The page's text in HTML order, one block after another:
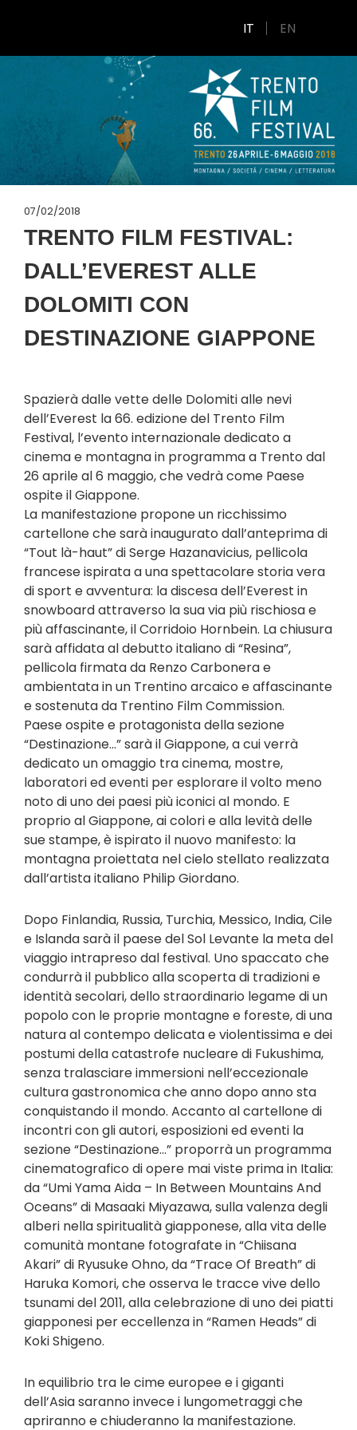
IT EN
07/02/2018
TRENTO FILM FESTIVAL:
DALL’EVEREST ALLE
DOLOMITI CON
DESTINAZIONE GIAPPONE
Spazierà dalle vette delle Dolomiti alle nevi
dell’Everest la 66. edizione del Trento Film
Festival, l’evento internazionale dedicato a
cinema e montagna in programma a Trento dal
26 aprile al 6 maggio, che vedrà come Paese
ospite il Giappone.
La manifestazione propone un ricchissimo
cartellone che sarà inaugurato dall’anteprima di
“Tout là-haut” di Serge Hazanavicius, pellicola
francese ispirata a una spettacolare storia vera
di sport e avventura: la discesa dell’Everest in
snowboard attraverso la sua via più rischiosa e
più affascinante, il Corridoio Hornbein. La chiusura
sarà affidata al debutto italiano di “Resina”,
pellicola firmata da Renzo Carbonera e
ambientata in un Trentino arcaico e affascinante
e sostenuta da Trentino Film Commission.
Paese ospite e protagonista della sezione
“Destinazione…” sarà il Giappone, a cui verrà
dedicato un omaggio tra cinema, mostre,
laboratori ed eventi per esplorare il volto meno
noto di uno dei paesi più iconici al mondo. E
proprio al Giappone, ai colori e alla levità delle
sue stampe, è ispirato il nuovo manifesto: la
montagna proiettata nel cielo stellato realizzata
dall’artista italiano Philip Giordano.
Dopo Finlandia, Russia, Turchia, Messico, India, Cile
e Islanda sarà il paese del Sol Levante la meta del
viaggio intrapreso dal festival. Uno spaccato che
condurrà il pubblico alla scoperta di tradizioni e
identità secolari, dello straordinario legame di un
popolo con le proprie montagne e foreste, di una
natura al contempo delicata e violentissima e dei
postumi della catastrofe nucleare di Fukushima,
senza tralasciare immersioni nell’eccezionale
cultura gastronomica che anno dopo anno sta
conquistando il mondo. Accanto al cartellone di
incontri con gli autori, esposizioni ed eventi la
sezione “Destinazione…” proporrà un programma
cinematografico di opere mai viste prima in Italia:
da “Umi Yama Aida – In Between Mountains And
Oceans” di Masaaki Miyazawa, sulla valenza degli
alberi nella spiritualità giapponese, alla vita delle
comunità montane fotografate in “Chiisana
Akari” di Ryusuke Ohno, da “Trace Of Breath” di
Haruka Komori, che osserva le tracce vive dello
tsunami del 2011, alla celebrazione di uno dei piatti
giapponesi per eccellenza in “Ramen Heads” di
Koki Shigeno.
In equilibrio tra le cime europee e i giganti
dell’Asia saranno invece i lungometraggi che
apriranno e chiuderanno la manifestazione.